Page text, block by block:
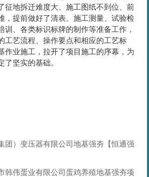
征地拆迁难度大、施工图纸不到位、前
，提前做好了清表、施工测量、试验检
训、各类标识标牌的制作等准备工作，
工艺流程、操作要点和相应的工艺标
作业施工，拉开了项目施工的序幕，为
了坚实的基础。
团）变压器有限公司地基强夯【恒通强
韩伟蛋业有限公司蛋鸡养殖地基强夯项